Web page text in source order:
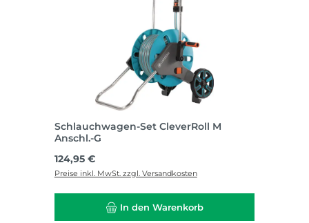
Schlauchwagen-Set CleverRoll M
Anschl.-G
Regulärer Preis:
124,95 €
Preise inkl. MwSt. zzgl. Versandkosten
In den Warenkorb